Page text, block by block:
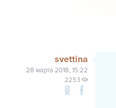
svettina
28 марта 2018, 15:22
2253